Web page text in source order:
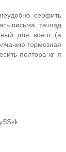
серфить
письма, тачпад
для всего (а
тормозная
полтора кг я